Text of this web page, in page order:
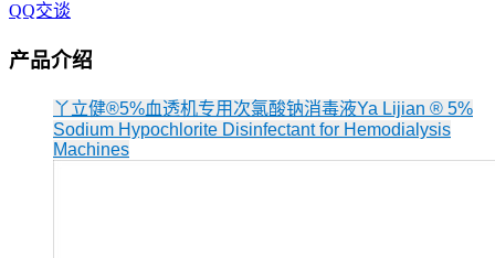
QQ交谈
产品介绍
丫立健®5%血透机专用次氯酸钠消毒液Ya Lijian ® 5%
Sodium Hypochlorite Disinfectant for Hemodialysis
Machines